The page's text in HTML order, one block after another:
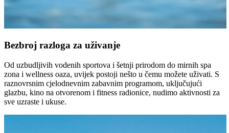
Bezbroj razloga za uživanje
Od uzbudljivih vodenih sportova i šetnji prirodom do mirnih spa
zona i wellness oaza, uvijek postoji nešto u čemu možete uživati. S
raznovrsnim cjelodnevnim zabavnim programom, uključujući
glazbu, kino na otvorenom i fitness radionice, nudimo aktivnosti za
sve uzraste i ukuse.